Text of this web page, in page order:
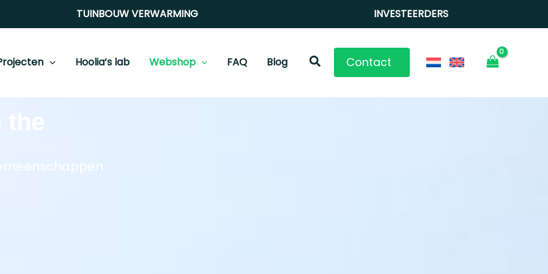
TUINBOUWVERWARMING INVESTEERDERS
Hoolia’s lab Webshop FAQ Blog ZoekenContact
the